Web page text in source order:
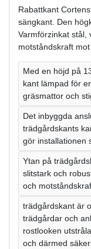
Rabattkant
sängkant. Den
Varmförzinkat stål,
motståndskraft
Med en höjd på
kant lämpad för
gräsmattor och
Det inbyggda
trädgårdskants
gör installationen
Ytan på
slitstark och
och
trädgårdskant är
trädgårdar och
rostlooken
och därmed